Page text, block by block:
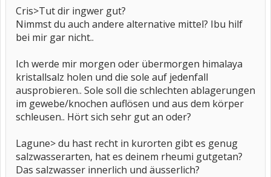
Cris>Tut dir ingwer gut?
Nimmst du auch andere alternative mittel? Ibu hilf
bei mir gar nicht..
Ich werde mir morgen oder übermorgen himalaya
kristallsalz holen und die sole auf jedenfall
ausprobieren.. Sole soll die schlechten ablagerungen
im gewebe/knochen auflösen und aus dem körper
schleusen.. Hört sich sehr gut an oder?
Lagune> du hast recht in kurorten gibt es genug
salzwasserarten, hat es deinem rheumi gutgetan?
Das salzwasser innerlich und äusserlich?